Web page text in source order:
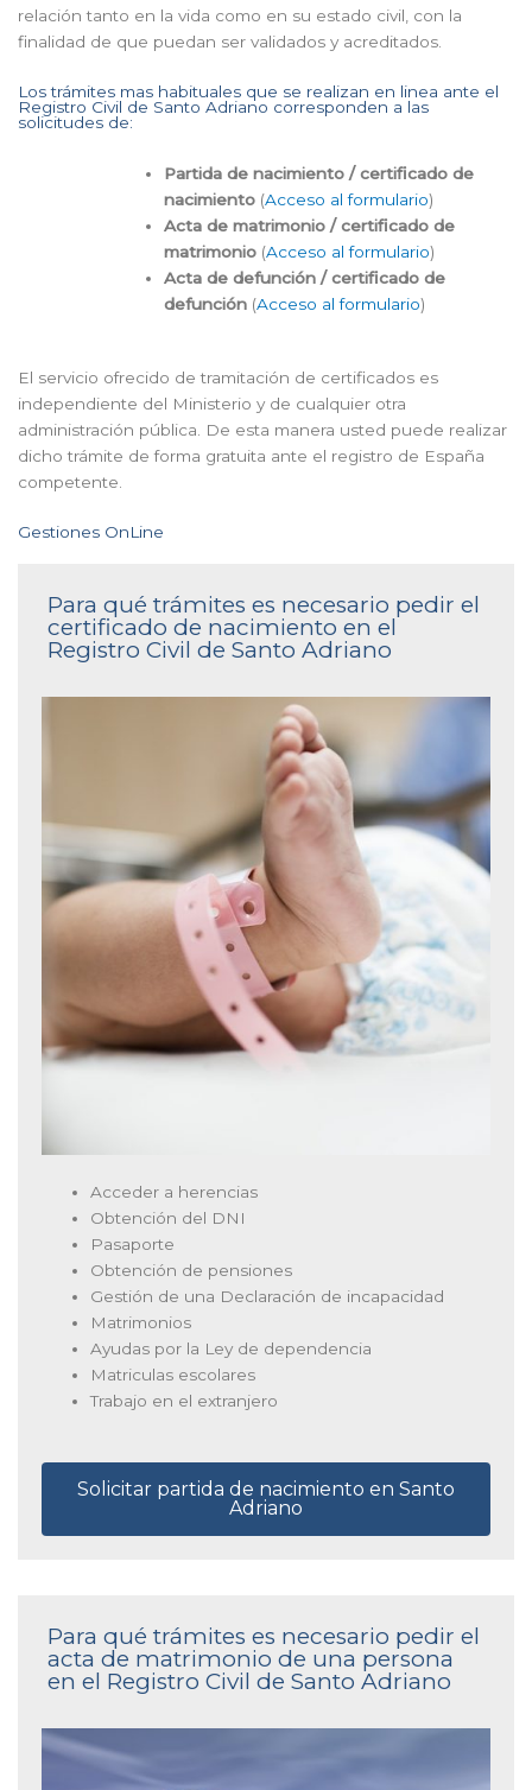
relación tanto en la vida como en su estado civil, con la
finalidad de que puedan ser validados y acreditados.
Los trámites mas habituales que se realizan en linea ante el
Registro Civil de Santo Adriano corresponden a las
solicitudes de:
Partida de nacimiento / certificado de
nacimiento (Acceso al formulario)
Acta de matrimonio / certificado de
matrimonio (Acceso al formulario)
Acta de defunción / certificado de
defunción (Acceso al formulario)
El servicio ofrecido de tramitación de certificados es
independiente del Ministerio y de cualquier otra
administración pública. De esta manera usted puede realizar
dicho trámite de forma gratuita ante el registro de España
competente.
Gestiones OnLine
Para qué trámites es necesario pedir el
certificado de nacimiento en el
Registro Civil de Santo Adriano
Acceder a herencias
Obtención del DNI
Pasaporte
Obtención de pensiones
Gestión de una Declaración de incapacidad
Matrimonios
Ayudas por la Ley de dependencia
Matriculas escolares
Trabajo en el extranjero
Solicitar partida de nacimiento en Santo
Adriano
Para qué trámites es necesario pedir el
acta de matrimonio de una persona
en el Registro Civil de Santo Adriano